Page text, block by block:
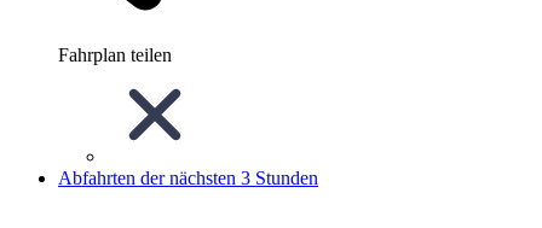
Fahrplan teilen
Abfahrten der nächsten 3 Stunden